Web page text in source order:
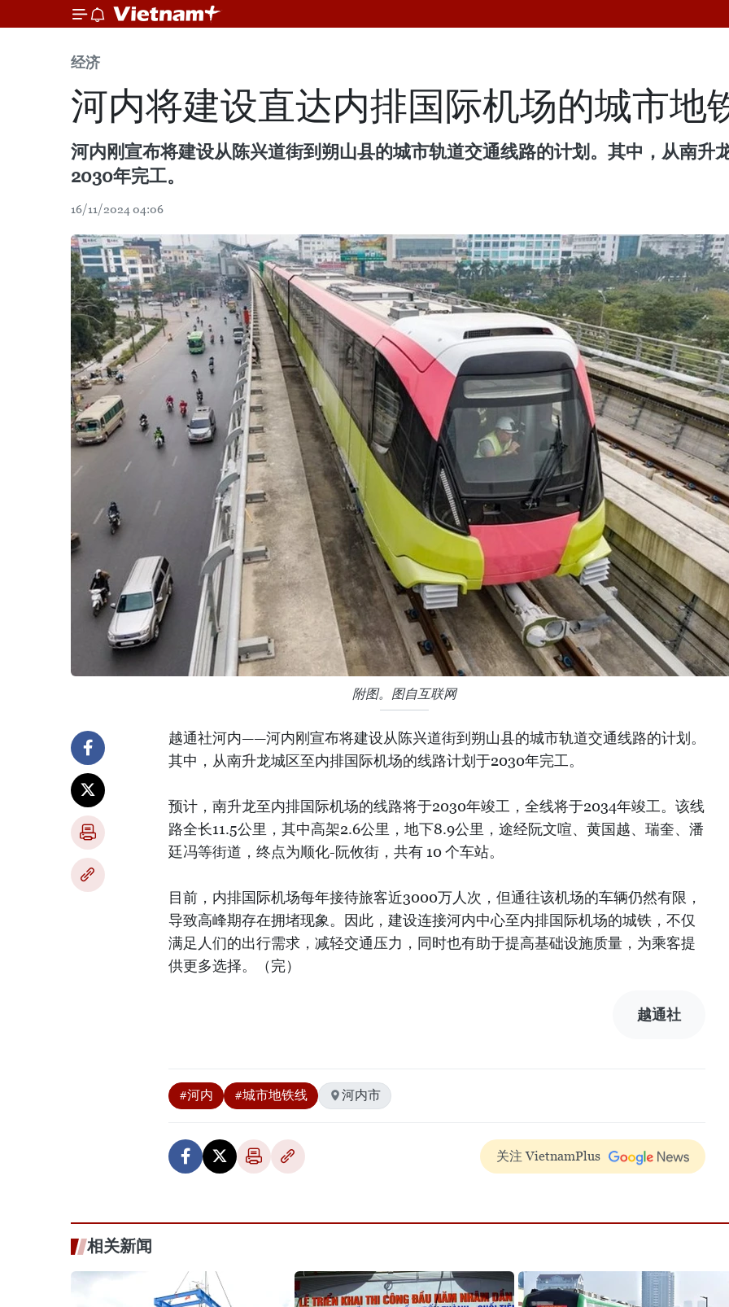
经济
河内将建设直达内排国际机场的城市地
河内刚宣布将建设从陈兴道街到朔山县的城市轨道交通线路的计划。其中，从南升
2030年完工。
16/11/2024 04:06
附图。图自互联网
越通社河内——河内刚宣布将建设从陈兴道街到朔山县的城市轨道交通线路的计划。
其中，从南升龙城区至内排国际机场的线路计划于2030年完工。
预计，南升龙至内排国际机场的线路将于2030年竣工，全线将于2034年竣工。该线
路全长11.5公里，其中高架2.6公里，地下8.9公里，途经阮文喧、黄国越、瑞奎、潘
廷冯等街道，终点为顺化-阮攸街，共有 10 个车站。
目前，内排国际机场每年接待旅客近3000万人次，但通往该机场的车辆仍然有限，
导致高峰期存在拥堵现象。因此，建设连接河内中心至内排国际机场的城铁，不仅
满足人们的出行需求，减轻交通压力，同时也有助于提高基础设施质量，为乘客提
供更多选择。（完）
越通社
#河内 #城市地铁线 河内市
关注 VietnamPlus
相关新闻